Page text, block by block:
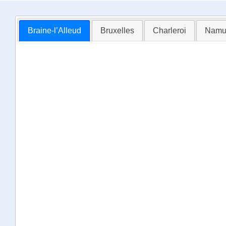
Braine-l’Alleud Bruxelles Charleroi